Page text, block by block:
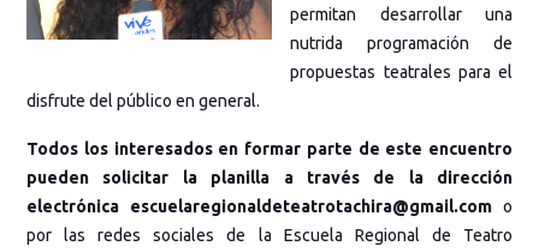
permitan desarrollar una
nutrida programación de
propuestas teatrales para el
disfrute del público en general.
Todos los interesados en formar parte de este encuentro
pueden solicitar la planilla a través de la dirección
electrónica escuelaregionaldeteatrotachira@gmail.com o
por las redes sociales de la Escuela Regional de Teatro